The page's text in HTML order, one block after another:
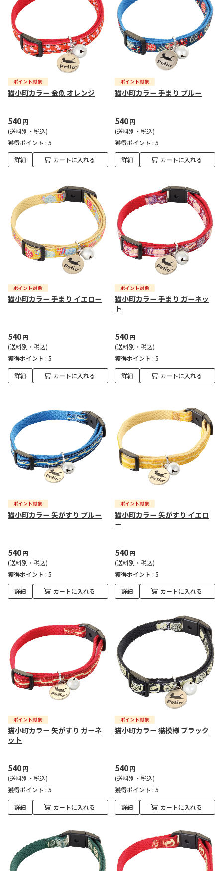
猫小町カラー 金魚 オレンジ
540円
(送料別・税込)
獲得ポイント : 5
詳細 カートに入れる
猫小町カラー 手まり ブルー
540円
(送料別・税込)
獲得ポイント : 5
詳細 カートに入れる
猫小町カラー 手まり イエロー
540円
(送料別・税込)
獲得ポイント : 5
詳細 カートに入れる
猫小町カラー 手まり ガーネッ
ト
540円
(送料別・税込)
獲得ポイント : 5
詳細 カートに入れる
猫小町カラー 矢がすり ブルー
540円
(送料別・税込)
獲得ポイント : 5
詳細 カートに入れる
猫小町カラー 矢がすり イエロ
ー
540円
(送料別・税込)
獲得ポイント : 5
詳細 カートに入れる
猫小町カラー 矢がすり ガーネ
ット
540円
(送料別・税込)
獲得ポイント : 5
詳細 カートに入れる
猫小町カラー 猫模様 ブラック
540円
(送料別・税込)
獲得ポイント : 5
詳細 カートに入れる